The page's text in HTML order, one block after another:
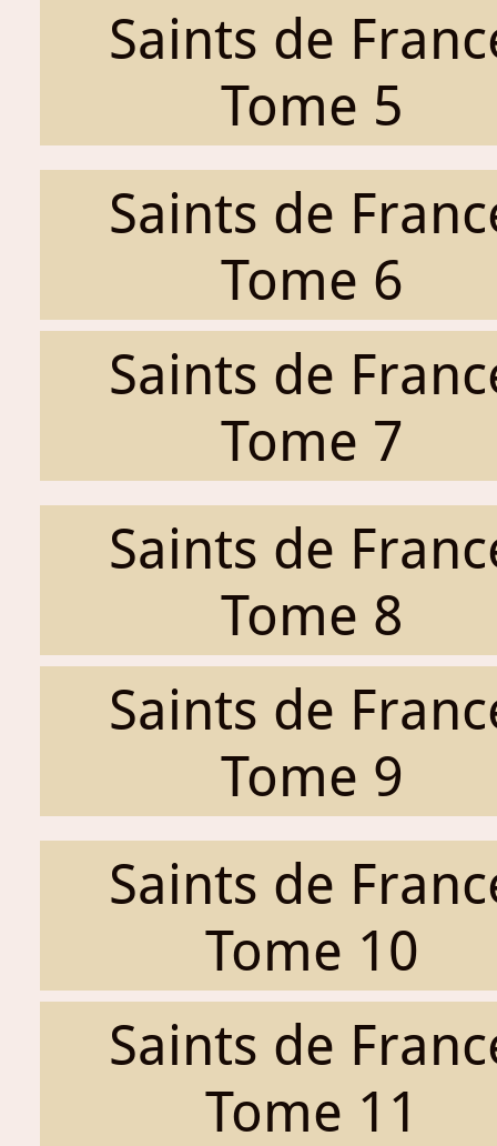
Saints de
Tome 5
Saints de
Tome 6
Saints de
Tome 7
Saints de
Tome 8
Saints de
Tome 9
Saints de
Tome 10
Saints de
Tome 11